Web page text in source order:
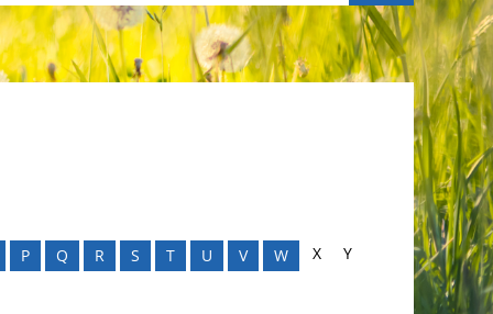
P Q R S T U V W X Y